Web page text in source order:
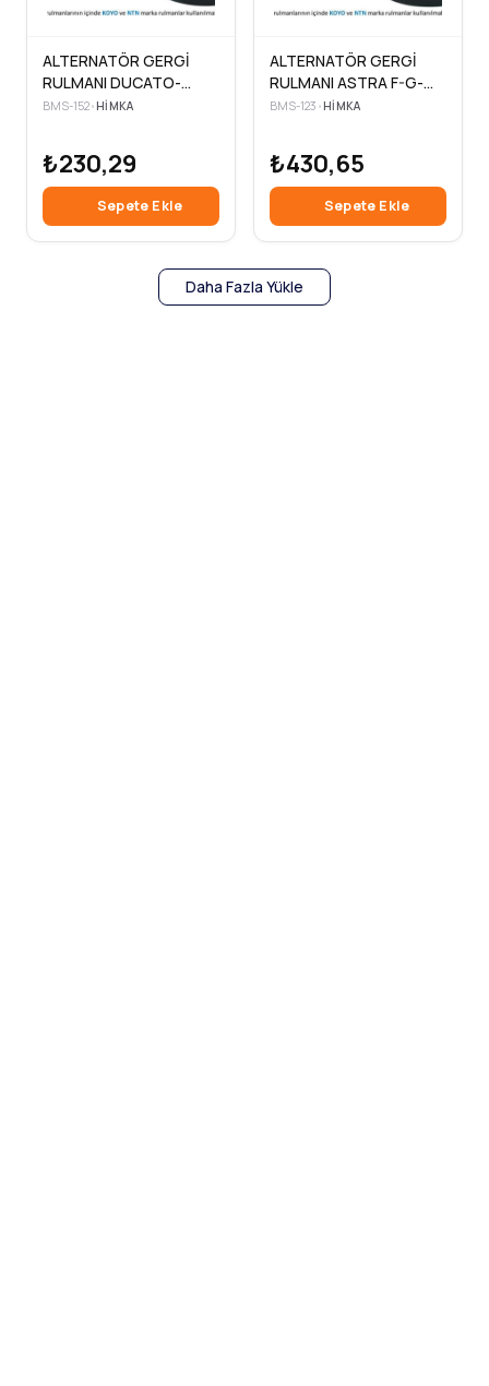
ALTERNATÖR GERGİ
RULMANI DUCATO-
İVECO DAİLY 2.3 02-
BMS-152•HIMKA
₺230,29
Sepete Ekle
ALTERNATÖR GERGİ
RULMANI ASTRA F-G-
COMBO-CORSA C
BMS-123 •HIMKA
₺430,65
Sepete Ekle
Daha Fazla Yükle